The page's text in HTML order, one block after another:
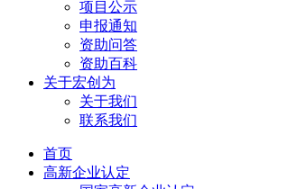
项目公示
申报通知
资助问答
资助百科
关于宏创为
关于我们
联系我们
首页
高新企业认定